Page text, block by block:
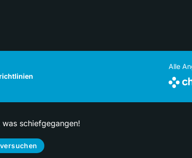
Alle
schiefgegangen!